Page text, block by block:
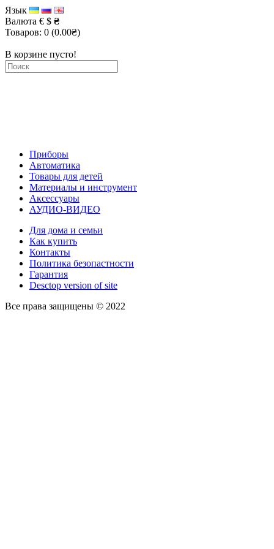
Язык
Валюта € $ ₴
Товаров: 0 (0.00₴)
В корзине пусто!
Приборы
Автоматика
Товары для детей
Материалы и инструмент
Аксессуары
АУДИО-ВИДЕО
Для дома и семьи
Как купить
Контакты
Политика безопастности
Гарантия
Desctop version of site
Все права защищены © 2022